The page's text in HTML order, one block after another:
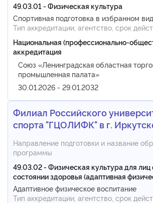
49.03.01 - Физическая культура
Спортивная подготовка в избранном
Тип аккредитации, агентство, срок
Национальная (профессионально-
аккредитация
Союз «Ленинградская областная
промышленная палата»
30.01.2026 - 29.01.2032
Филиал Российского
спорта "ГЦОЛИФК" в г.
Направление подготовки и название
программы
49.03.02 - Физическая культура для лиц
состоянии здоровья (адаптивная
Адаптивное физическое воспитание
Тип аккредитации, агентство, срок